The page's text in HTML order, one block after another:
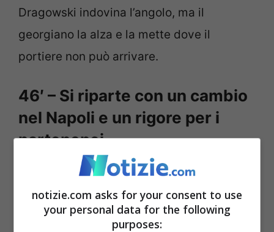
Dragowski indovina l’angolo, ma il
georgiano la alza e la mette dove il
portiere non può arrivare.
46′ – Si riparte con un cambio
nel Napoli e un rigore per i
partenopei
Il Napoli decide di iniziare il secondo
tempo con un cambio: dentro Politano,
fuori Lozano. Nello Spezia, invece,
notizie.com asks for your consent to use
your personal data for the following
purposes: